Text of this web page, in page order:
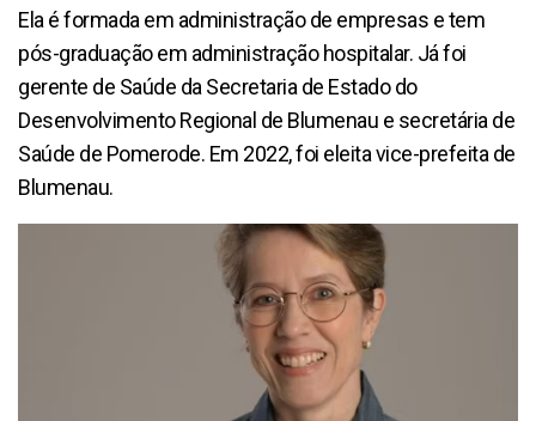
Ela é formada em administração de empresas e tem
pós-graduação em administração hospitalar. Já foi
gerente de Saúde da Secretaria de Estado do
Desenvolvimento Regional de Blumenau e secretária de
Saúde de Pomerode. Em 2022, foi eleita vice-prefeita de
Blumenau.